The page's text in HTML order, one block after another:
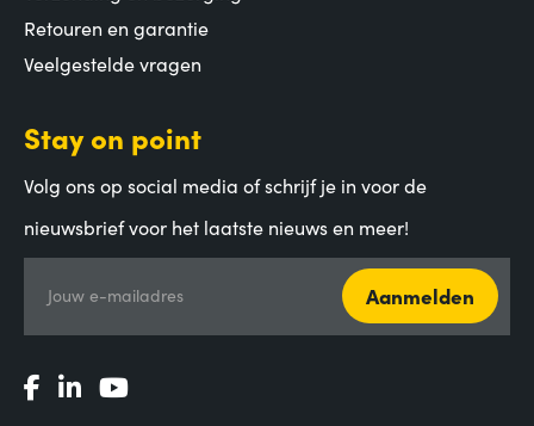
Retouren en garantie
Veelgestelde vragen
Stay on point
Volg ons op social media of schrijf je in voor de
nieuwsbrief voor het laatste nieuws en meer!
Jouw e-mailadres Aanmelden